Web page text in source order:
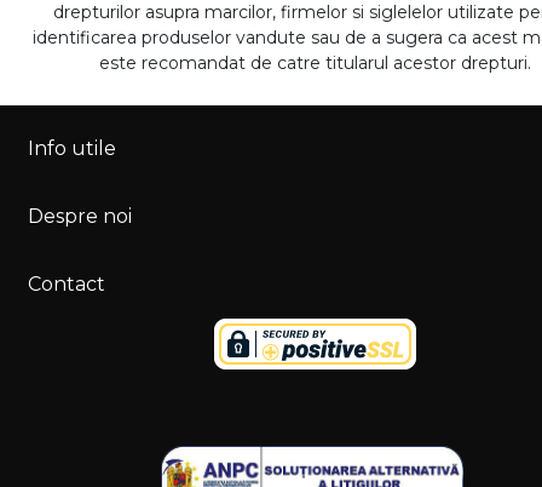
drepturilor asupra marcilor, firmelor si siglelelor utilizate
identificarea produselor vandute sau de a sugera ca acest
este recomandat de catre titularul acestor drepturi.
Info utile
Despre noi
Contact